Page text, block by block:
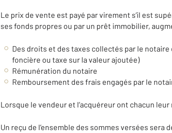
Le prix de vente est payé par virement s’il est
ses fonds propres ou par un prêt immobilier,
Des droits et des taxes collectés par le
foncière ou taxe sur la valeur ajoutée)
Rémunération du notaire
Remboursement des frais engagés par le
Lorsque le vendeur et l’acquéreur ont chacun
Un reçu de l’ensemble des sommes versées sera